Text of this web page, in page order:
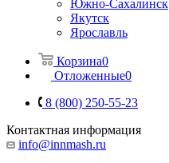
Южно-Сахалинск
Якутск
Ярославль
Корзина0
Отложенные0
8 (800) 250-55-23
Контактная информация
info@innmash.ru